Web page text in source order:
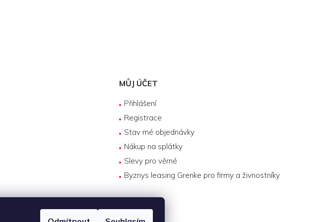
MŮJ ÚČET
Přihlášení
Registrace
Stav mé objednávky
Nákup na splátky
Slevy pro věrné
Byznys leasing Grenke pro firmy a živnostníky